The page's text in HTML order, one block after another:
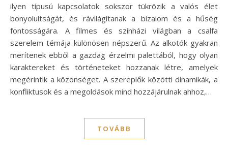
ilyen típusú kapcsolatok sokszor tükrözik a valós élet
bonyolultságát, és rávilágítanak a bizalom és a hűség
fontosságára. A filmes és színházi világban a csalfa
szerelem témája különösen népszerű. Az alkotók gyakran
merítenek ebből a gazdag érzelmi palettából, hogy olyan
karaktereket és történeteket hozzanak létre, amelyek
megérintik a közönséget. A szereplők közötti dinamikák, a
konfliktusok és a megoldások mind hozzájárulnak ahhoz,…
TOVÁBB